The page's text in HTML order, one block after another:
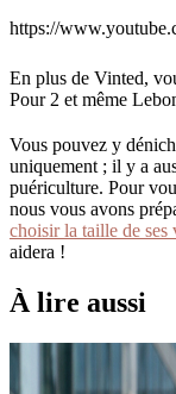
https://
En plus de Vinted,
Pour 2 et même
Vous pouvez y
uniquement ; il y a
puériculture. Pour
nous vous avons
choisir la taille de ses
aidera !
À lire aussi